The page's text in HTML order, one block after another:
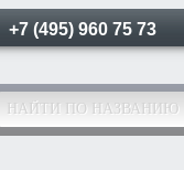
+7 (495) 960 75 73